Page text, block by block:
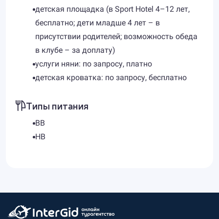
детская площадка (в Sport Hotel 4–12 лет,
бесплатно; дети младше 4 лет – в
присутствии родителей; возможность обеда
в клубе – за доплату)
услуги няни: по запросу, платно
детская кроватка: по запросу, бесплатно
Типы питания
BB
HB